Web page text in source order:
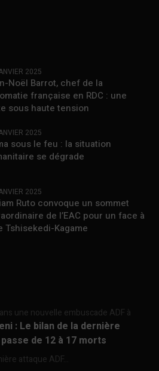
2025
Noël Barrot, chef de la
française en RDC : une
sous haute tension
2025
sous le feu : la situation
se dégrade
2025
Ruto convoque un sommet
de l’EAC pour un face à
Tshisekedi-Kagame
une nouvelle embuscade ADF à
: Le bilan de la dernière
de 12 à 17 morts
attaque ADF...